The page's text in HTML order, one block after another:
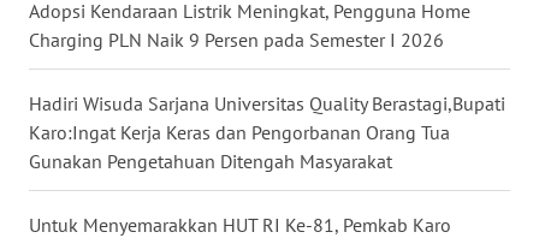
Adopsi Kendaraan Listrik Meningkat, Pengguna Home
Charging PLN Naik 9 Persen pada Semester I 2026
Hadiri Wisuda Sarjana Universitas Quality Berastagi,Bupati
Karo:Ingat Kerja Keras dan Pengorbanan Orang Tua
Gunakan Pengetahuan Ditengah Masyarakat
Untuk Menyemarakkan HUT RI Ke-81, Pemkab Karo
WN
NUSANTARA